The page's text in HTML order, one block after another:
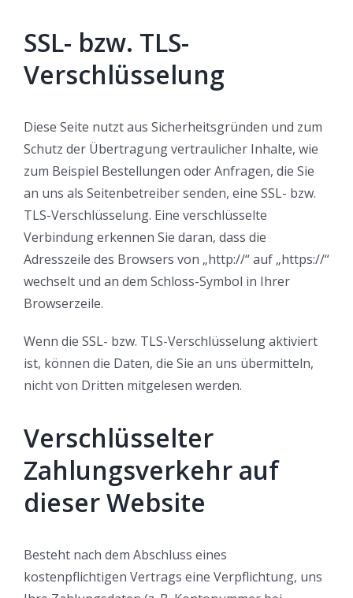
SSL- bzw. TLS-
Verschlüsselung
Diese Seite nutzt aus Sicherheitsgründen und zum
Schutz der Übertragung vertraulicher Inhalte, wie
zum Beispiel Bestellungen oder Anfragen, die Sie
an uns als Seitenbetreiber senden, eine SSL- bzw.
TLS-Verschlüsselung. Eine verschlüsselte
Verbindung erkennen Sie daran, dass die
Adresszeile des Browsers von „http://“ auf „https://“
wechselt und an dem Schloss-Symbol in Ihrer
Browserzeile.
Wenn die SSL- bzw. TLS-Verschlüsselung aktiviert
ist, können die Daten, die Sie an uns übermitteln,
nicht von Dritten mitgelesen werden.
Verschlüsselter
Zahlungsverkehr auf
dieser Website
Besteht nach dem Abschluss eines
kostenpflichtigen Vertrags eine Verpflichtung, uns